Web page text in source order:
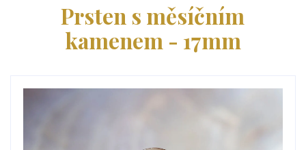
Prsten s měsíčním
kamenem - 17mm